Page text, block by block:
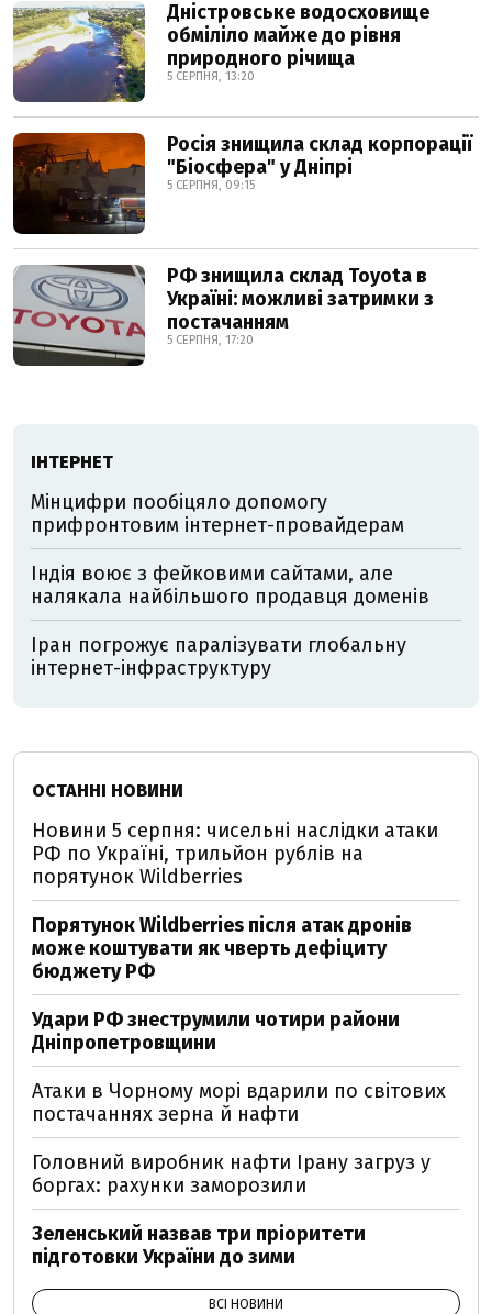
Дністровське водосховище
обміліло майже до рівня
природного річища
5 СЕРПНЯ, 13:20
Росія знищила склад корпорації
"Біосфера" у Дніпрі
5 СЕРПНЯ, 09:15
РФ знищила склад Toyota в
Україні: можливі затримки з
постачанням
5 СЕРПНЯ, 17:20
ІНТЕРНЕТ
Мінцифри пообіцяло допомогу
прифронтовим інтернет-провайдерам
Індія воює з фейковими сайтами, але
налякала найбільшого продавця доменів
Іран погрожує паралізувати глобальну
інтернет-інфраструктуру
ОСТАННІ НОВИНИ
Новини 5 серпня: чисельні наслідки атаки
РФ по Україні, трильйон рублів на
порятунок Wildberries
Порятунок Wildberries після атак дронів
може коштувати як чверть дефіциту
бюджету РФ
Удари РФ знеструмили чотири райони
Дніпропетровщини
Атаки в Чорному морі вдарили по світових
постачаннях зерна й нафти
Головний виробник нафти Ірану загруз у
боргах: рахунки заморозили
Зеленський назвав три пріоритети
підготовки України до зими
ВСІ НОВИНИ